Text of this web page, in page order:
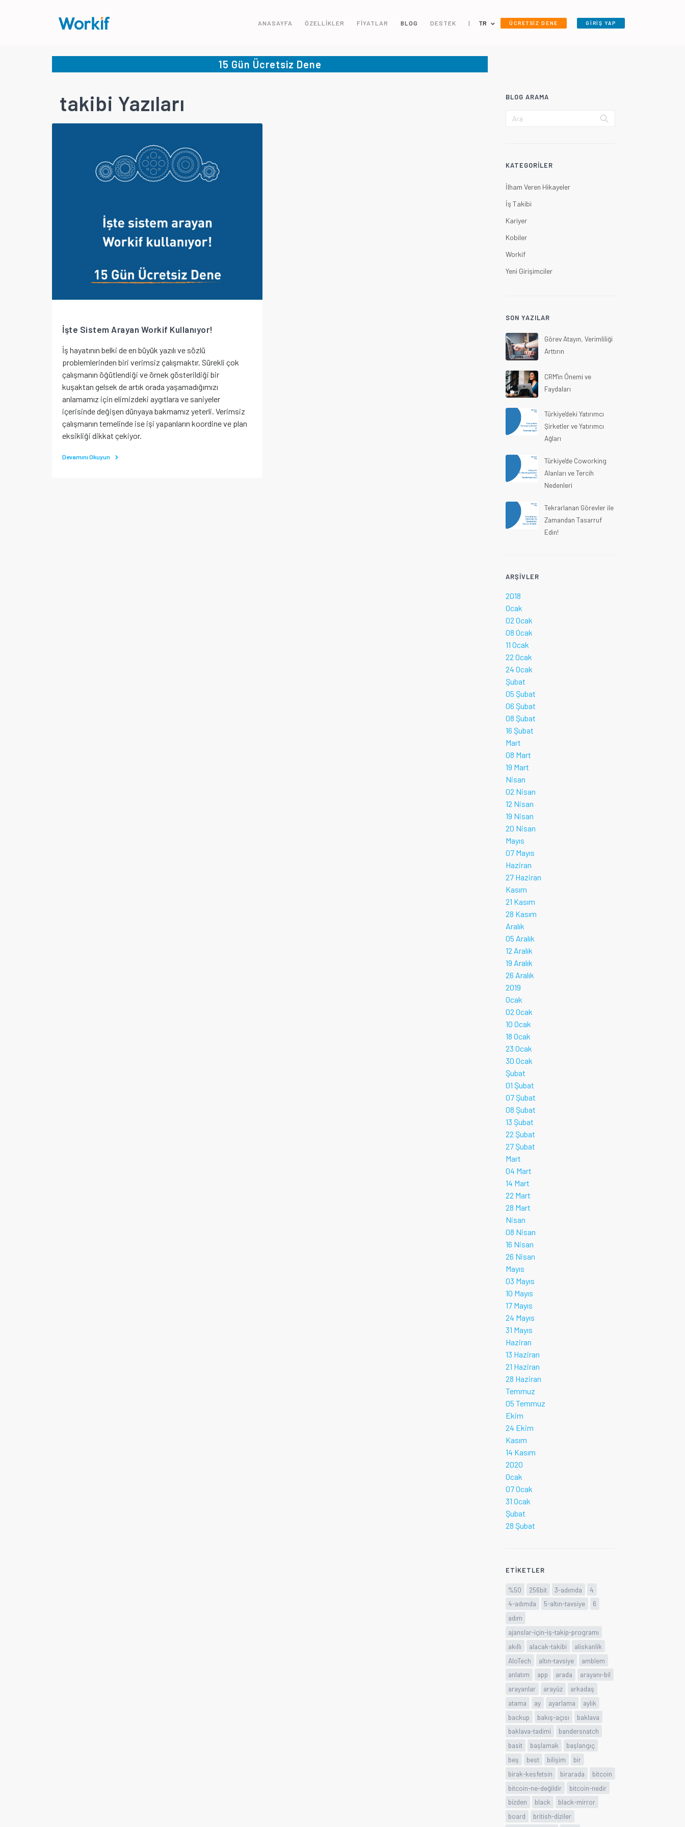
ANASAYFA ÖZELLİKLER FİYATLAR BLOG DESTEK | TR ÜCRETSİZ DENE GİRİŞ YAP
15 Gün Ücretsiz Dene
takibi Yazıları
İşte Sistem Arayan Workif Kullanıyor!
İş hayatının belki de en büyük yazılı ve sözlü
problemlerinden biri verimsiz çalışmaktır. Sürekli çok
çalışmanın öğütlendiği ve örnek gösterildiği bir
kuşaktan gelsek de artık orada yaşamadığımızı
anlamamız için elimizdeki aygıtlara ve saniyeler
içerisinde değişen dünyaya bakmamız yeterli. Verimsiz
çalışmanın temelinde ise işi yapanların koordine ve plan
eksikliği dikkat çekiyor.
Devamını Okuyun
BLOG ARAMA
KATEGORILER
İlham Veren Hikayeler
İş Takibi
Kariyer
Kobiler
Workif
Yeni Girişimciler
SON YAZILAR
Görev Atayın, Verimliliği
Arttırın
CRM'in Önemi ve
Faydaları
Türkiye'deki Yatırımcı
Şirketler ve Yatırımcı
Ağları
Türkiye'de Coworking
Alanları ve Tercih
Nedenleri
Tekrarlanan Görevler ile
Zamandan Tasarruf
Edin!
ARŞIVLER
2018
Ocak
02 Ocak
08 Ocak
11 Ocak
22 Ocak
24 Ocak
Şubat
05 Şubat
06 Şubat
08 Şubat
16 Şubat
Mart
08 Mart
19 Mart
Nisan
02 Nisan
12 Nisan
19 Nisan
20 Nisan
Mayıs
07 Mayıs
Haziran
27 Haziran
Kasım
21 Kasım
28 Kasım
Aralık
05 Aralık
12 Aralık
19 Aralık
26 Aralık
2019
Ocak
02 Ocak
10 Ocak
18 Ocak
23 Ocak
30 Ocak
Şubat
01 Şubat
07 Şubat
08 Şubat
13 Şubat
22 Şubat
27 Şubat
Mart
04 Mart
14 Mart
22 Mart
28 Mart
Nisan
08 Nisan
16 Nisan
26 Nisan
Mayıs
03 Mayıs
10 Mayıs
17 Mayıs
24 Mayıs
31 Mayıs
Haziran
13 Haziran
21 Haziran
28 Haziran
Temmuz
05 Temmuz
Ekim
24 Ekim
Kasım
14 Kasım
2020
Ocak
07 Ocak
31 Ocak
Şubat
28 Şubat
ETIKETLER
%50 256bit 3-adımda
4
4-adımda
5-altın-tavsiye
6
adım
ajanslar-için-iş-takip-programı
akıllı
alacak-takibi
aliskanlik
AloTech
altın-tavsiye
amblem
anlatım
app arada
arayanı-bil
arayanlar
arayüz
arkadaş
atama
ay ayarlama
aylık
backup
bakış-açısı
baklava
baklava-tadimi
bandersnatch
basit
başlamak
başlangıç
beş
best bilişim
bir
birak-kesfetsin
birarada
bitcoin
bitcoin-ne-değildir
bitcoin-nedir
bizden
black
black-mirror
board
british-diziler